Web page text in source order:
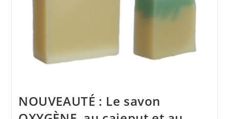
NOUVEAUTÉ : Le savon